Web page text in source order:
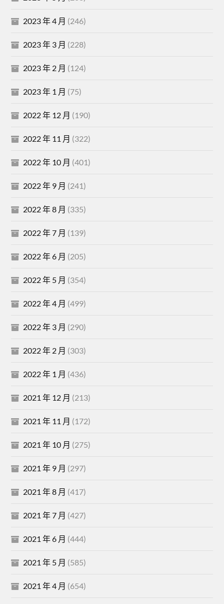
2023 年 4 月 (246)
2023 年 3 月 (228)
2023 年 2 月 (124)
2023 年 1 月 (75)
2022 年 12 月 (190)
2022 年 11 月 (322)
2022 年 10 月 (401)
2022 年 9 月 (241)
2022 年 8 月 (335)
2022 年 7 月 (139)
2022 年 6 月 (205)
2022 年 5 月 (354)
2022 年 4 月 (499)
2022 年 3 月 (290)
2022 年 2 月 (303)
2022 年 1 月 (436)
2021 年 12 月 (213)
2021 年 11 月 (172)
2021 年 10 月 (275)
2021 年 9 月 (297)
2021 年 8 月 (417)
2021 年 7 月 (427)
2021 年 6 月 (444)
2021 年 5 月 (585)
2021 年 4 月 (654)